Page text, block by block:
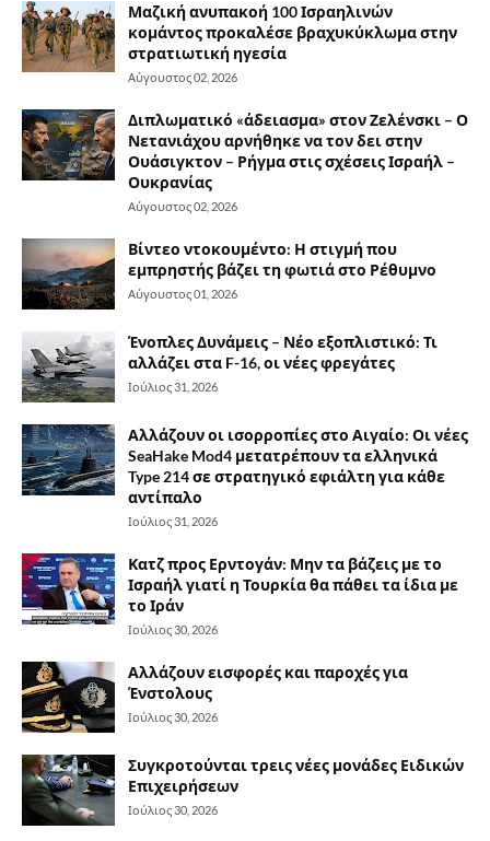
Μαζική ανυπακοή 100 Ισραηλινών
κομάντος προκαλέσε βραχυκύκλωμα στην
στρατιωτική ηγεσία
Αύγουστος 02, 2026
Διπλωματικό «άδειασμα» στον Ζελένσκι – Ο
Νετανιάχου αρνήθηκε να τον δει στην
Ουάσιγκτον – Ρήγμα στις σχέσεις Ισραήλ –
Ουκρανίας
Αύγουστος 02, 2026
Βίντεο ντοκουμέντο: Η στιγμή που
εμπρηστής βάζει τη φωτιά στο Ρέθυμνο
Αύγουστος 01, 2026
Ένοπλες Δυνάμεις – Νέο εξοπλιστικό: Τι
αλλάζει στα F-16, οι νέες φρεγάτες
Ιούλιος 31, 2026
Αλλάζουν οι ισορροπίες στο Αιγαίο: Οι νέες
SeaHake Mod4 μετατρέπουν τα ελληνικά
Type 214 σε στρατηγικό εφιάλτη για κάθε
αντίπαλο
Ιούλιος 31, 2026
Κατζ προς Ερντογάν: Μην τα βάζεις με το
Ισραήλ γιατί η Τουρκία θα πάθει τα ίδια με
το Ιράν
Ιούλιος 30, 2026
Αλλάζουν εισφορές και παροχές για
Ένστολους
Ιούλιος 30, 2026
Συγκροτούνται τρεις νέες μονάδες Ειδικών
Επιχειρήσεων
Ιούλιος 30, 2026